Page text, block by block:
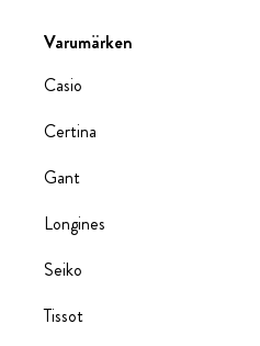
Varumärken
Casio
Certina
Gant
Longines
Seiko
Tissot